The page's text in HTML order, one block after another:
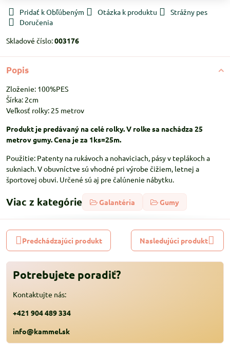
Pridať k Obľúbeným Otázka k produktu
Strážny pes
Doručenia
Skladové číslo:003176
Popis
Zloženie: 100%PES
Šírka: 2cm
Veľkosť rolky: 25 metrov
Produkt je predávaný na celé rolky. V rolke sa nachádza 25
metrov gumy. Cena je za 1ks=25m.
Použitie: Patenty na rukávoch a nohaviciach, pásy v teplákoch a
sukniach. V obuvníctve sú vhodné pri výrobe čižiem, letnej a
športovej obuvi. Určené sú aj pre čalúnenie nábytku.
Viac z kategórie Galantéria Gumy
Predchádzajúci produkt Nasledujúci produkt
Potrebujete poradiť?
Kontaktujte nás:
+421 904 489 334
info@kammel.sk